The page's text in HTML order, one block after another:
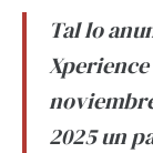
Tal lo
Xperience
2025 un